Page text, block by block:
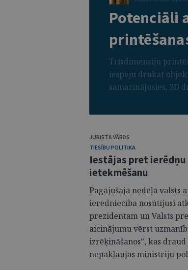
Potenciāli
Trīsdimensiju
iespēju drukāt
samazinājusies, 3D
JURISTA VĀRDS
TIESĪBU POLITIKA
Iestājas pret
ietekmēšanu
Pagājušajā nedēļā valsts
ierēdniecība nosūtījusi
prezidentam un Valsts
aicinājumu vērst
izrēķināšanos", kas
nepakļaujas ministriju